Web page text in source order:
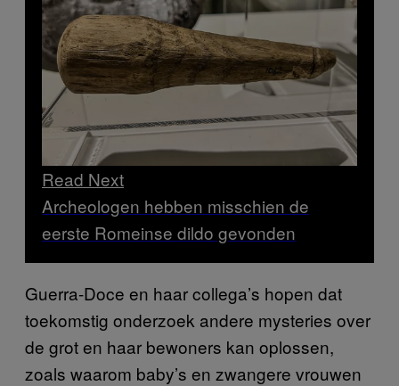
Read Next
Archeologen hebben misschien de
eerste Romeinse dildo gevonden
Guerra-Doce en haar collega’s hopen dat
toekomstig onderzoek andere mysteries over
de grot en haar bewoners kan oplossen,
zoals waarom baby’s en zwangere vrouwen